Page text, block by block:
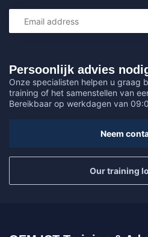
Persoonlijk advies
Onze specialisten helpen u graag
training of het samenstellen van
Bereikbaar op werkdagen van
Neem
Our training